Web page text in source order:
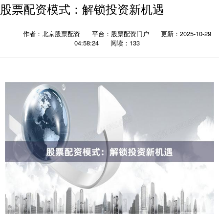
股票配资模式：解锁投资新机遇
作者：北京股票配资 平台：股票配资门户
更新：2025-10-29
04:58:24
阅读：133